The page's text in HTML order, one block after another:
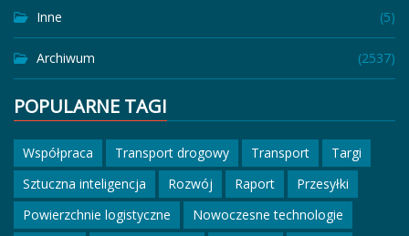
Inne (5)
Archiwum (2537)
POPULARNE TAGI
Współpraca Transport drogowy Transport
Targi
Sztuczna inteligencja
Rozwój Raport
Przesyłki
Powierzchnie logistyczne
Nowoczesne technologie